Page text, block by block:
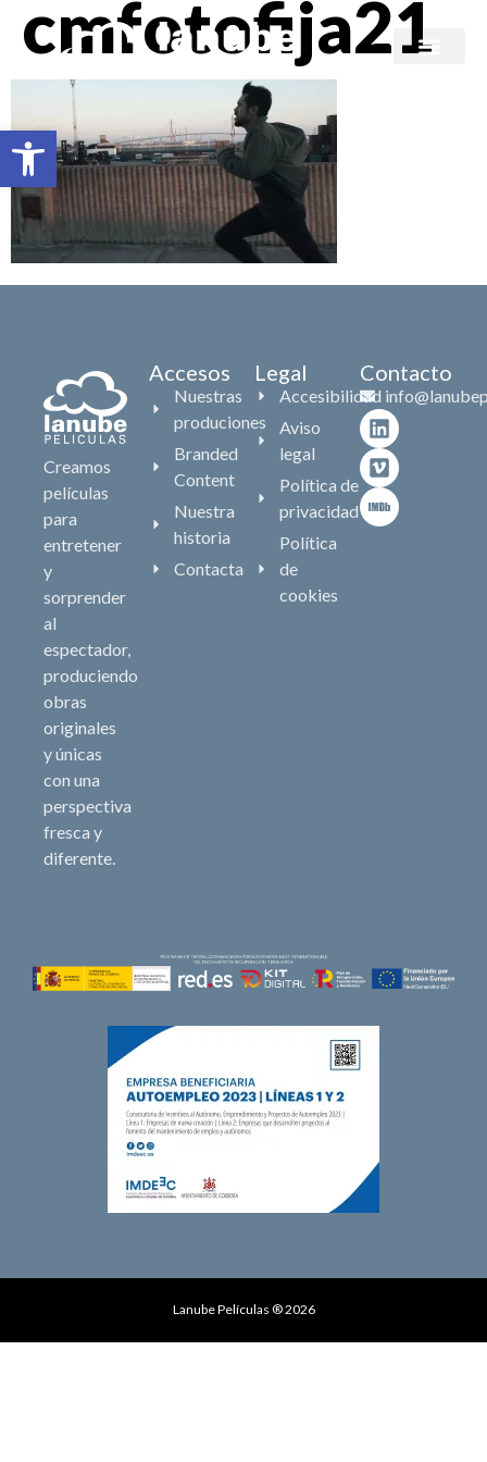
Abrir barra de herramientas
cmfotofija21
Creamos
películas
para
entretener
y
sorprender
al
espectador,
produciendo
obras
originales
y únicas
con una
perspectiva
fresca y
diferente.
Accesos
Nuestras
produciones
Branded
Content
Nuestra
historia
Contacta
Legal
Accesibilidad
Aviso
legal
Política de
privacidad
Política
de
cookies
Contacto
Lanube Películas ® 2026